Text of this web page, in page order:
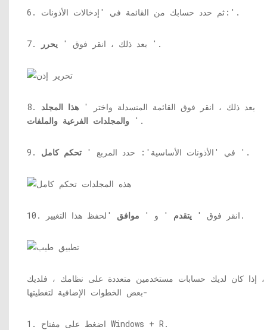
6. ثم حدد حسابك من القائمة في 'إدخالات الأذونات:'.
7. بعد ذلك ، انقر فوق ' يحرر '.
8. بعد ذلك ، انقر فوق القائمة المنسدلة واختر ' هذا المجلد
والمجلدات الفرعية والملفات '.
9. في 'الأذونات الأساسية': حدد المربع ' تحكم كامل '.
10. انقر فوق ' يتقدم ' و ' موافق 'لحفظ هذا التغيير.
، إذا كان لديك حسابات مستخدمين متعددة على نظامك ، فلديك
بعض الخطوات الإضافية لتغطيتها-
1. اضغط على مفتاح Windows + R.